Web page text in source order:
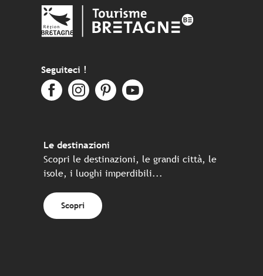
Seguiteci !
Le destinazioni
Scopri le destinazioni, le grandi città, le
isole, i luoghi imperdibili...
Scopri